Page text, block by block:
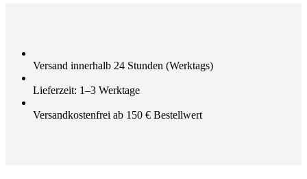
Versand innerhalb 24 Stunden (Werktags)
Lieferzeit: 1–3 Werktage
Versandkostenfrei ab 150 € Bestellwert